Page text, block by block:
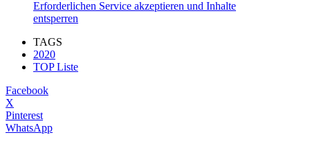
Erforderlichen Service akzeptieren und Inhalte
entsperren
TAGS
2020
TOP Liste
Facebook
X
Pinterest
WhatsApp